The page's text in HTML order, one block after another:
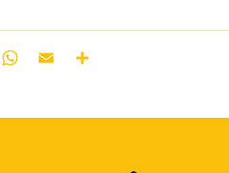
FacebookWhatsApp
Email